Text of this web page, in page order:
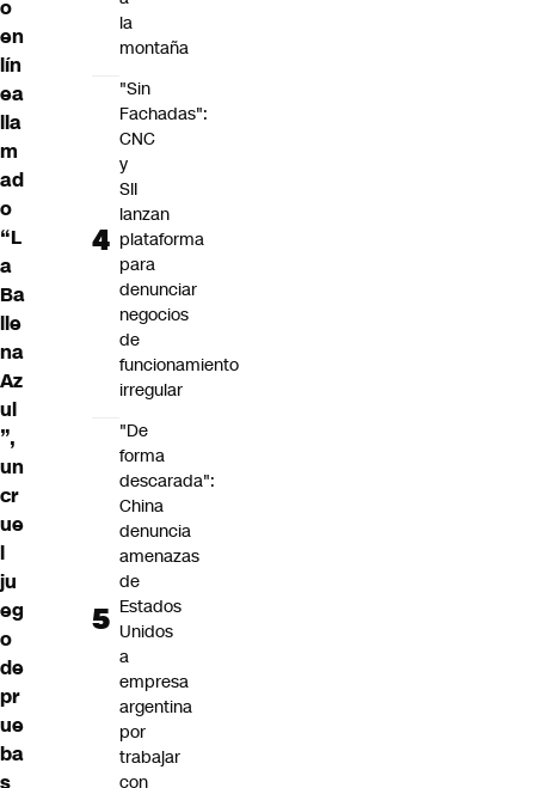
o
en
lín
ea
lla
m
ad
o
“L
a
Ba
lle
na
Az
ul
”,
un
cr
ue
l
ju
eg
o
de
pr
ue
ba
s
la
montaña
"Sin
Fachadas":
CNC
y
SII
lanzan
plataforma
para
denunciar
negocios
de
funcionamiento
irregular
"De
forma
descarada":
China
denuncia
amenazas
de
Estados
Unidos
a
empresa
argentina
por
trabajar
con